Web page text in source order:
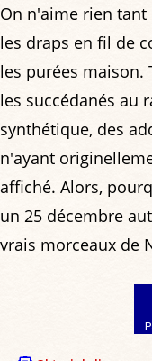
On n'aime rien
les draps en fil de
les purées maison.
les succédanés au
synthétique, des
n'ayant
affiché. Alors,
un 25 décembre
vrais morceaux de